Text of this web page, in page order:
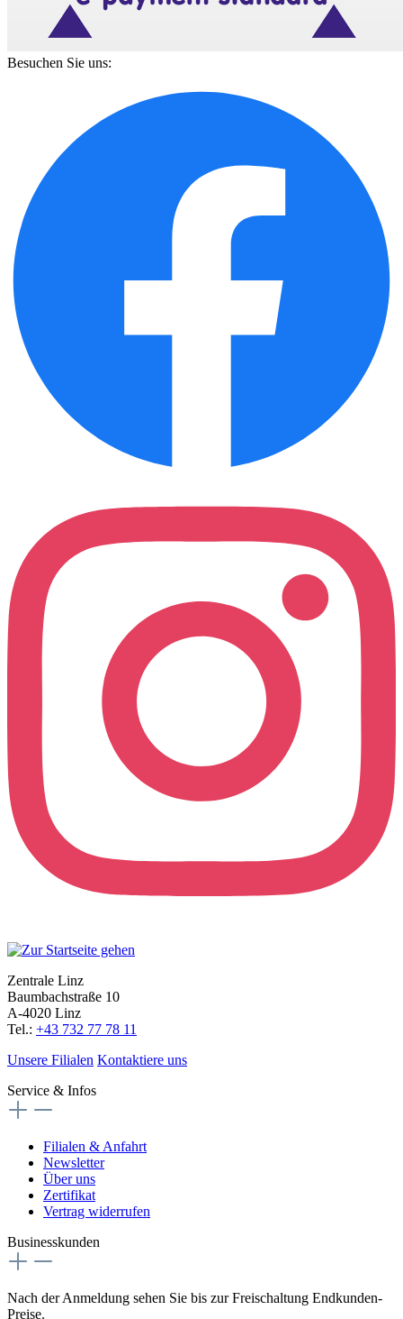
Besuchen Sie uns:
Zentrale Linz
Baumbachstraße 10
A-4020 Linz
Tel.: +43 732 77 78 11
Unsere Filialen Kontaktiere uns
Service & Infos
Filialen & Anfahrt
Newsletter
Über uns
Zertifikat
Vertrag widerrufen
Businesskunden
Nach der Anmeldung sehen Sie bis zur Freischaltung Endkunden-
Preise.